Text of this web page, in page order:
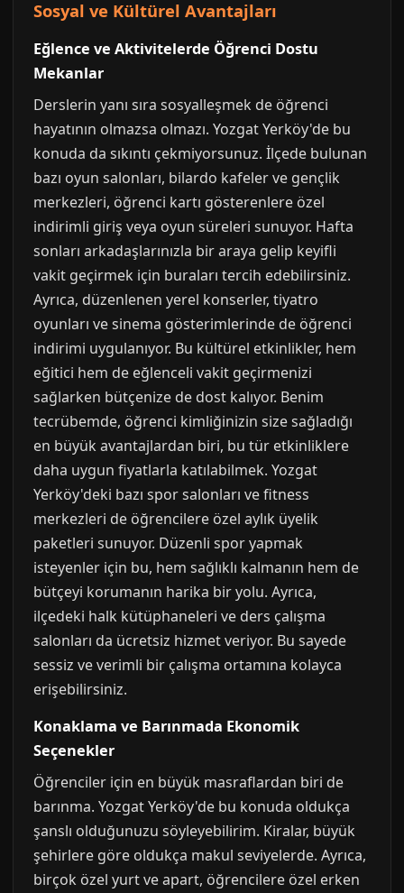
Sosyal ve Kültürel Avantajları
Eğlence ve Aktivitelerde Öğrenci Dostu
Mekanlar
Derslerin yanı sıra sosyalleşmek de öğrenci
hayatının olmazsa olmazı. Yozgat Yerköy'de bu
konuda da sıkıntı çekmiyorsunuz. İlçede bulunan
bazı oyun salonları, bilardo kafeler ve gençlik
merkezleri, öğrenci kartı gösterenlere özel
indirimli giriş veya oyun süreleri sunuyor. Hafta
sonları arkadaşlarınızla bir araya gelip keyifli
vakit geçirmek için buraları tercih edebilirsiniz.
Ayrıca, düzenlenen yerel konserler, tiyatro
oyunları ve sinema gösterimlerinde de öğrenci
indirimi uygulanıyor. Bu kültürel etkinlikler, hem
eğitici hem de eğlenceli vakit geçirmenizi
sağlarken bütçenize de dost kalıyor. Benim
tecrübemde, öğrenci kimliğinizin size sağladığı
en büyük avantajlardan biri, bu tür etkinliklere
daha uygun fiyatlarla katılabilmek. Yozgat
Yerköy'deki bazı spor salonları ve fitness
merkezleri de öğrencilere özel aylık üyelik
paketleri sunuyor. Düzenli spor yapmak
isteyenler için bu, hem sağlıklı kalmanın hem de
bütçeyi korumanın harika bir yolu. Ayrıca,
ilçedeki halk kütüphaneleri ve ders çalışma
salonları da ücretsiz hizmet veriyor. Bu sayede
sessiz ve verimli bir çalışma ortamına kolayca
erişebilirsiniz.
Konaklama ve Barınmada Ekonomik
Seçenekler
Öğrenciler için en büyük masraflardan biri de
barınma. Yozgat Yerköy'de bu konuda oldukça
şanslı olduğunuzu söyleyebilirim. Kiralar, büyük
şehirlere göre oldukça makul seviyelerde. Ayrıca,
birçok özel yurt ve apart, öğrencilere özel erken